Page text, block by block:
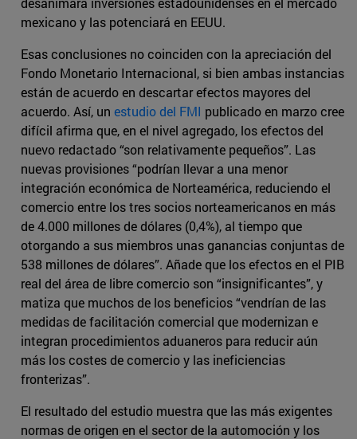
mexicano y las potenciará en EEUU.
Esas conclusiones no coinciden con la apreciación del
Fondo Monetario Internacional, si bien ambas instancias
están de acuerdo en descartar efectos mayores del
acuerdo. Así, un estudio del FMI publicado en marzo cree
difícil afirma que, en el nivel agregado, los efectos del
nuevo redactado “son relativamente pequeños”. Las
nuevas provisiones “podrían llevar a una menor
integración económica de Norteamérica, reduciendo el
comercio entre los tres socios norteamericanos en más
de 4.000 millones de dólares (0,4%), al tiempo que
otorgando a sus miembros unas ganancias conjuntas de
538 millones de dólares”. Añade que los efectos en el PIB
real del área de libre comercio son “insignificantes”, y
matiza que muchos de los beneficios “vendrían de las
medidas de facilitación comercial que modernizan e
integran procedimientos aduaneros para reducir aún
más los costes de comercio y las ineficiencias
fronterizas”.
El resultado del estudio muestra que las más exigentes
normas de origen en el sector de la automoción y los